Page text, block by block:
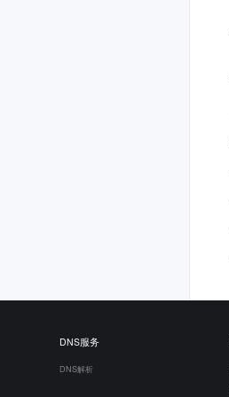
DNS服务
DNS解析